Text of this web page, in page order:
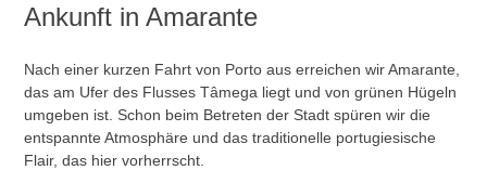
Ankunft in Amarante
Nach einer kurzen Fahrt von Porto aus erreichen wir Amarante,
das am Ufer des Flusses Tâmega liegt und von grünen Hügeln
umgeben ist. Schon beim Betreten der Stadt spüren wir die
entspannte Atmosphäre und das traditionelle portugiesische
Flair, das hier vorherrscht.